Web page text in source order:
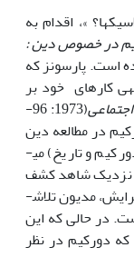
»، اقدام به
در خصوص دین :
است. پارسونز که
کارهای خود بر
(1973: 96-
در مطالعه دین
و تاریخ) می­
نزدیک شاهد کشف
مدیون تلاش­
در حالی که این
دورکیم در نظر